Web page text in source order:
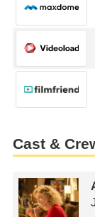
Cast &